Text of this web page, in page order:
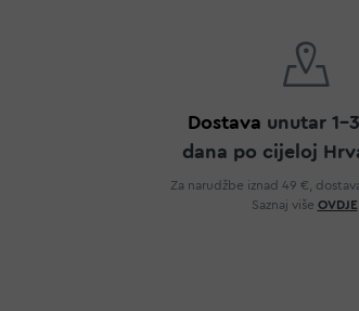
Dostava unutar 1-
dana po cijeloj
Za narudžbe iznad 49 €,
Saznaj više OVDJE